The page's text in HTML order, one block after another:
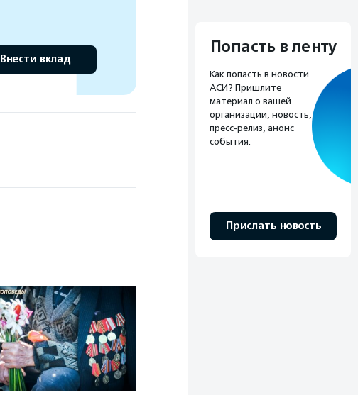
Внести вклад
Попасть в ленту
Как попасть в новости
АСИ? Пришлите
материал о вашей
организации, новость,
пресс-релиз, анонс
события.
Прислать новость